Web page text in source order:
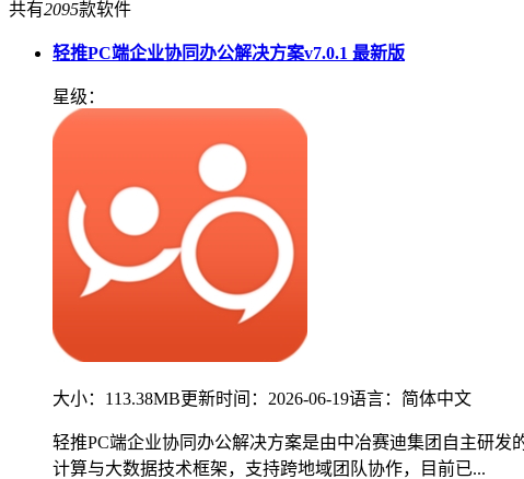
共有2095款软件
轻推PC端企业协同办公解决方案v7.0.1 最新版
星级：
大小： 113.38MB更新时间： 2026-06-19语言： 简体中文
轻推PC端企业协同办公解决方案是由中冶赛迪集团自主研
计算与大数据技术框架，支持跨地域团队协作，目前已...